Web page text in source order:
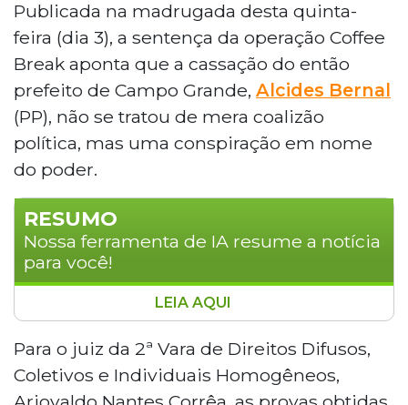
Publicada na madrugada desta quinta-
feira (dia 3), a sentença da operação Coffee
Break aponta que a cassação do então
prefeito de Campo Grande, Alcides Bernal
(PP), não se tratou de mera coalizão
política, mas uma conspiração em nome
do poder.
RESUMO
Nossa ferramenta de IA resume a notícia
para você!
A sentença da operação Coffee Break,
publicada na madrugada de quinta-feira,
revela que a cassação do ex-prefeito de
Campo Grande, Alcides Bernal, foi uma
LEIA AQUI
Para o juiz da 2ª Vara de Direitos Difusos,
Coletivos e Individuais Homogêneos,